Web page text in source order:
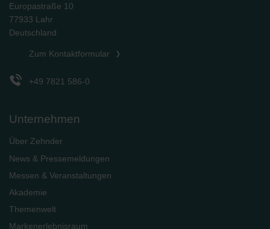
Europastraße 10
77933 Lahr
Deutschland
Zum Kontaktformular
+49 7821 586-0
Unternehmen
Über Zehnder
News & Pressemeldungen
Messen & Veranstaltungen
Akademie
Themenwelt
Markenerlebnisraum